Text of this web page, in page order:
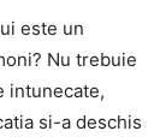
este un
Nu trebuie
intunecate,
si-a deschis